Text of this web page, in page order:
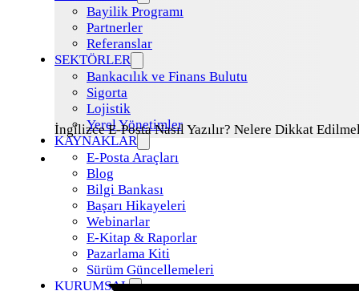
Bayilik Programı
Partnerler
Referanslar
SEKTÖRLER
Bankacılık ve Finans Bulutu
Sigorta
Lojistik
Yerel Yönetimler
KAYNAKLAR
E-Posta Araçları
Blog
Bilgi Bankası
Başarı Hikayeleri
Webinarlar
E-Kitap & Raporlar
Pazarlama Kiti
Sürüm Güncellemeleri
KURUMSAL
İngilizce E-Posta Nasıl Yazılır? Nelere Dikkat